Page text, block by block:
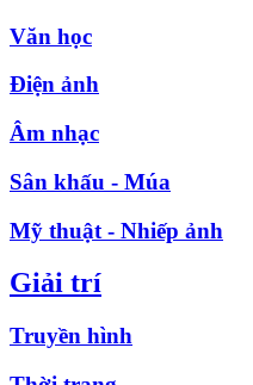
Văn học
Điện ảnh
Âm nhạc
Sân khấu - Múa
Mỹ thuật - Nhiếp ảnh
Giải trí
Truyền hình